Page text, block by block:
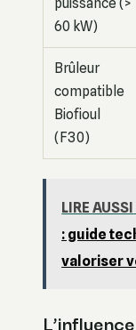
60 kW)
Brûleur
compatible
Biofioul
(F30)
LIRE AUSSI
: guide
valoriser